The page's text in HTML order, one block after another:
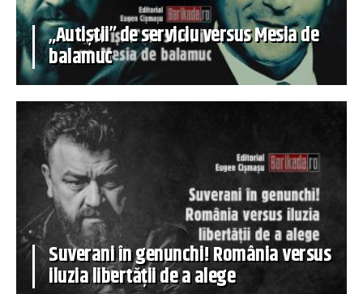
„Autiștii” de serviciu versus Mesia de
balamuc
Suverani în genunchi! România versus
iluzia libertății de a alege